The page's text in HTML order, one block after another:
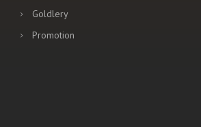
Goldlery
Promotion